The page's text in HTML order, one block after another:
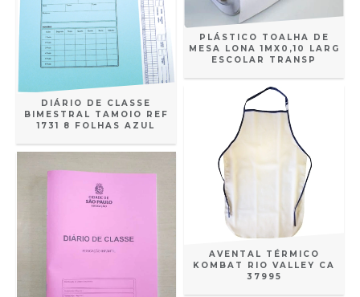
DIÁRIO DE CLASSE
BIMESTRAL TAMOIO REF
1731 8 FOLHAS AZUL
PLÁSTICO TOALHA DE
MESA LONA 1MX0,10 LARG
ESCOLAR TRANSP
AVENTAL TÉRMICO
KOMBAT RIO VALLEY CA
37995